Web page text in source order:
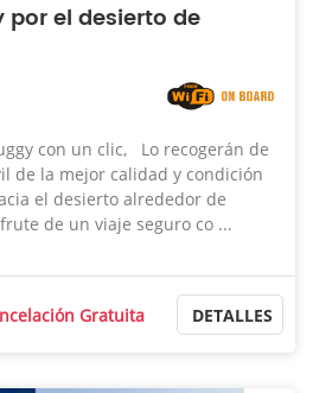
por el desierto de
con un clic, Lo recogerán de
de la mejor calidad y condición
el desierto alrededor de
de un viaje seguro co ...
Gratuita DETALLES